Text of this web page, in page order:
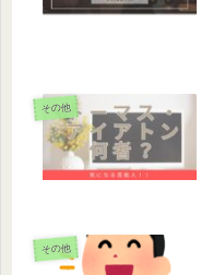
その他
その他